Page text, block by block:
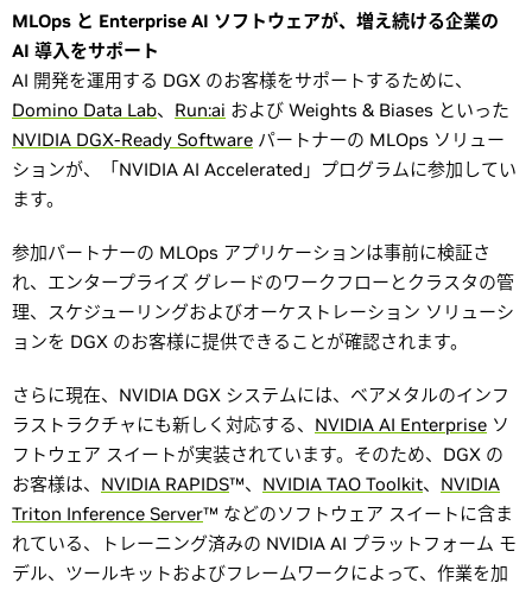
MLOps と Enterprise AI ソフトウェアが、増え続ける企業の
AI 導入をサポート
AI 開発を運用する DGX のお客様をサポートするために、
Domino Data Lab、 Run:ai および Weights & Biases といった
NVIDIA DGX-Ready Software パートナーの MLOps ソリュー
ションが、「NVIDIA AI Accelerated」プログラムに参加してい
ます。
参加パートナーの MLOps アプリケーションは事前に検証さ
れ、エンタープライズ グレードのワークフローとクラスタの管
理、スケジューリングおよびオーケストレーション ソリューシ
ョンを DGX のお客様に提供できることが確認されます。
さらに現在、NVIDIA DGX システムには、ベアメタルのインフ
ラストラクチャにも新しく対応する、 NVIDIA AI Enterprise ソ
フトウェア スイートが実装されています。そのため、DGX の
お客様は、 NVIDIA RAPIDS™、 NVIDIA TAO Toolkit、 NVIDIA
Triton Inference Server™ などのソフトウェア スイートに含ま
れている、トレーニング済みの NVIDIA AI プラットフォーム モ
デル、ツールキットおよびフレームワークによって、作業を加